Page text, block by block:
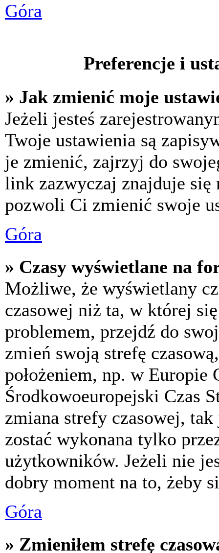
Góra
Preferencje i
» Jak zmienić moje
Jeżeli jesteś
Twoje ustawienia są
je zmienić, zajrzyj do
link zazwyczaj znajduje się
pozwoli Ci zmienić swoje
Góra
» Czasy wyświetlane na
Możliwe, że wyświetlany
czasowej niż ta, w której
problemem, przejdź do
zmień swoją strefę
położeniem, np. w Europie
Środkowoeuropejski Czas
zmiana strefy czasowej,
zostać wykonana tylko
użytkowników. Jeżeli nie
dobry moment na to, żeby
Góra
» Zmieniłem strefę